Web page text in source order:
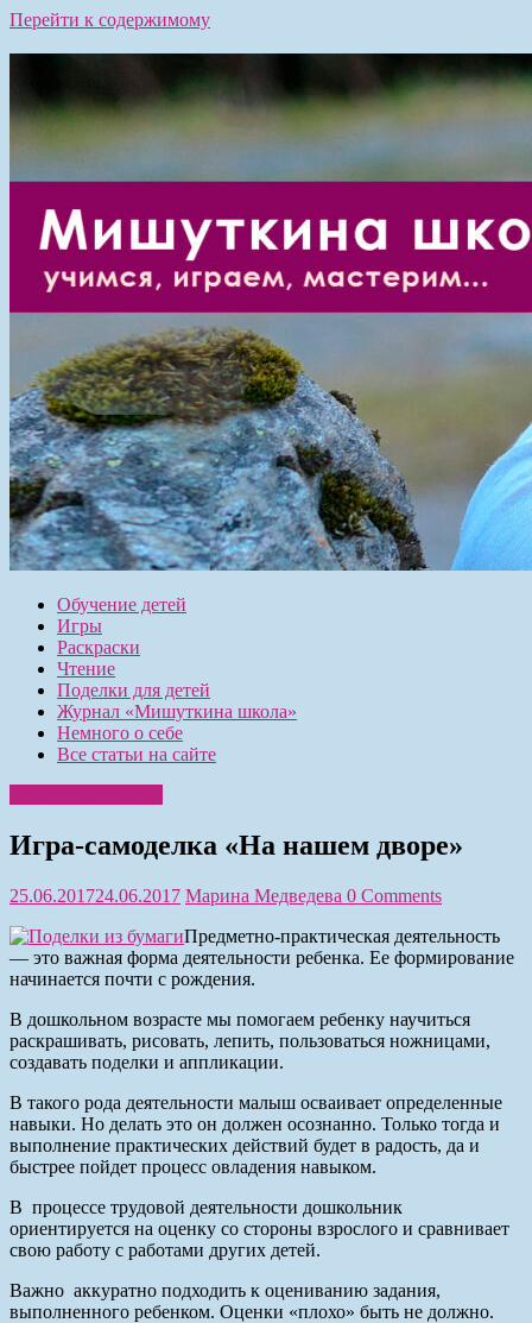
Перейти к содержимому
Обучение детей
Игры
Раскраски
Чтение
Поделки для детей
Журнал «Мишуткина школа»
Немного о себе
Все статьи на сайте
Игра-самоделка «На нашем дворе»
25.06.201724.06.2017 Марина Медведева 0 Comments
Предметно-практическая деятельность
— это важная форма деятельности ребенка. Ее формирование
начинается почти с рождения.
В дошкольном возрасте мы помогаем ребенку научиться
раскрашивать, рисовать, лепить, пользоваться ножницами,
создавать поделки и аппликации.
В такого рода деятельности малыш осваивает определенные
навыки. Но делать это он должен осознанно. Только тогда и
выполнение практических действий будет в радость, да и
быстрее пойдет процесс овладения навыком.
В процессе трудовой деятельности дошкольник
ориентируется на оценку со стороны взрослого и сравнивает
свою работу с работами других детей.
Важно аккуратно подходить к оцениванию задания,
выполненного ребенком. Оценки «плохо» быть не должно.